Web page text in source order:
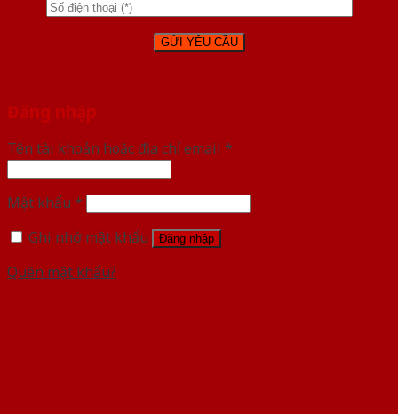
Đăng nhập
Tên tài khoản hoặc địa chỉ email *
Mật khẩu *
Ghi nhớ mật khẩu
Đăng nhập
Quên mật khẩu?